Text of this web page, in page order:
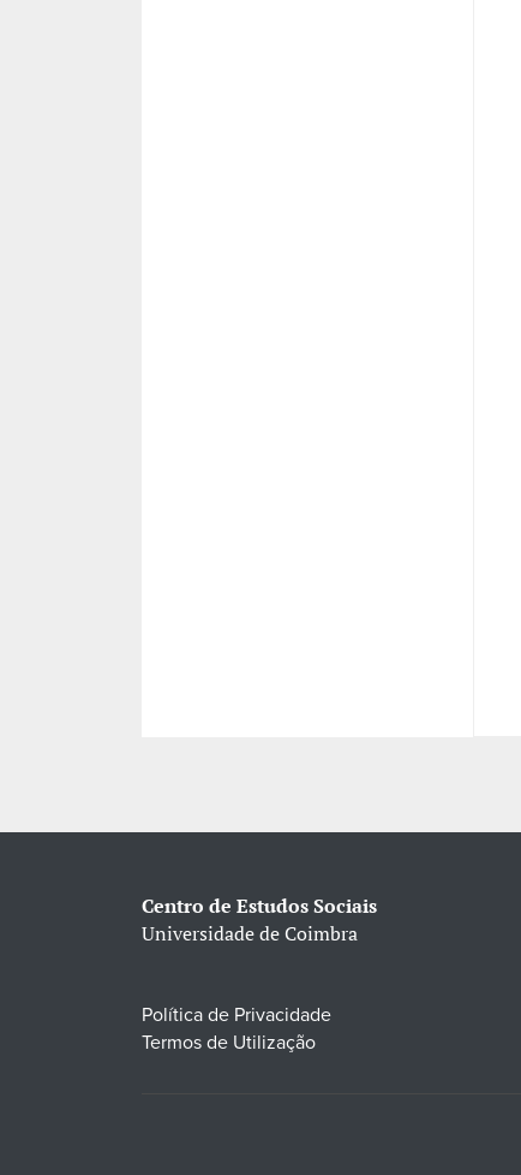
Centro de Estudos Sociais
Universidade de Coimbra
Política de Privacidade
Termos de Utilização